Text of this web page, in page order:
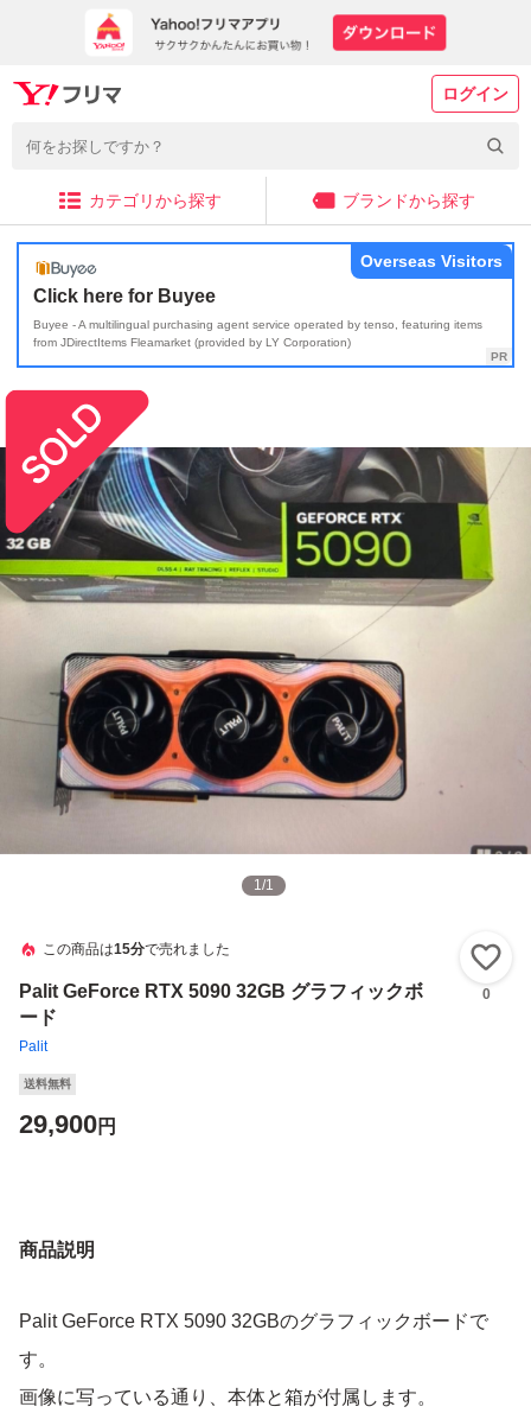
ログイン
カテゴリから探す ブランドから探す
Click here for Buyee
Buyee - A multilingual purchasing agent service operated by tenso, featuring items
from JDirectItems Fleamarket (provided by LY Corporation)
Overseas Visitors
1/1
この商品は15分で売れました
Palit GeForce RTX 5090 32GB グラフィックボ
ード
Palit
0
送料無料
29,900円
商品説明
Palit GeForce RTX 5090 32GBのグラフィックボードで
す。
画像に写っている通り、本体と箱が付属します。